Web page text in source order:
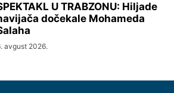
U TRABZONU: Hiljade
dočekale Mohameda
avgust 2026.